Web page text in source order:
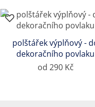
polštářek výplňový -
dekoračního povlaku
od 290 Kč